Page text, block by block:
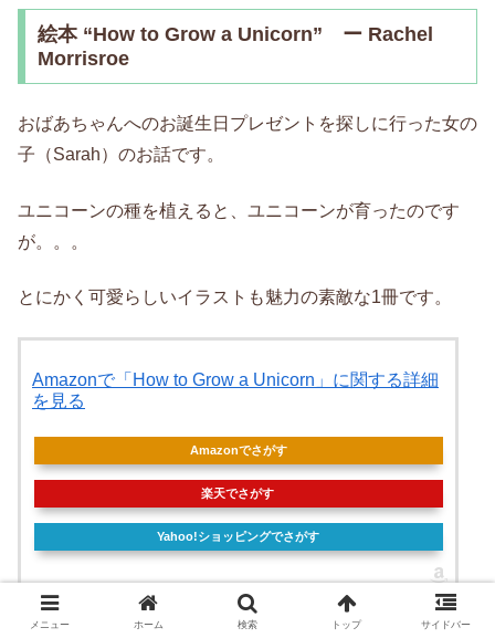
絵本 “How to Grow a Unicorn” ー Rachel
Morrisroe
おばあちゃんへのお誕生日プレゼントを探しに行った女の
子（Sarah）のお話です。
ユニコーンの種を植えると、ユニコーンが育ったのです
が。。。
とにかく可愛らしいイラストも魅力の素敵な1冊です。
Amazonで「How to Grow a Unicorn」に関する詳細
を見る
Amazonでさがす
楽天でさがす
Yahoo!ショッピングでさがす
メニュー ホーム 検索 トップ サイドバー